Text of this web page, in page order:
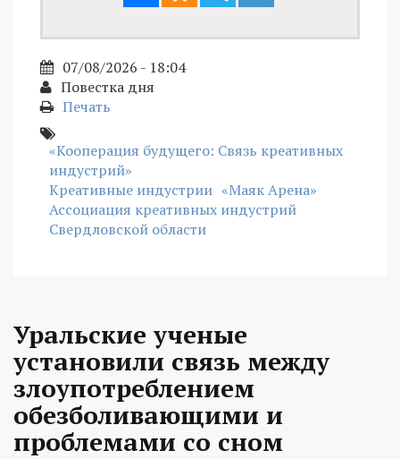
07/08/2026 - 18:04
Повестка дня
Печать
«Кооперация будущего: Связь креативных
индустрий»
Креативные индустрии «Маяк Арена»
Ассоциация креативных индустрий
Свердловской области
Уральские ученые
установили связь между
злоупотреблением
обезболивающими и
проблемами со сном